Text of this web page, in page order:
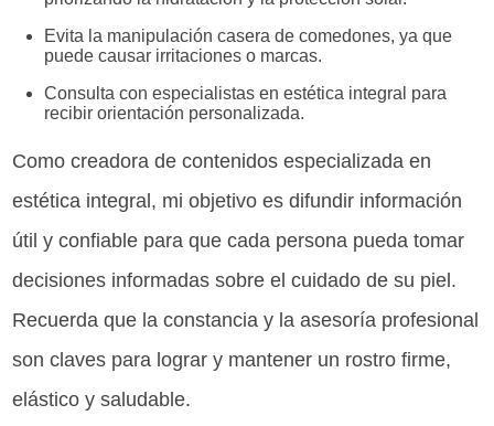
Evita la manipulación casera de comedones, ya que
puede causar irritaciones o marcas.
Consulta con especialistas en estética integral para
recibir orientación personalizada.
Como creadora de contenidos especializada en
estética integral, mi objetivo es difundir información
útil y confiable para que cada persona pueda tomar
decisiones informadas sobre el cuidado de su piel.
Recuerda que la constancia y la asesoría profesional
son claves para lograr y mantener un rostro firme,
elástico y saludable.